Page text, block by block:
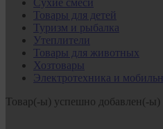
Сухие смеси
Товары для детей
Туризм и рыбалка
Утеплители
Товары для животных
Хозтовары
Электротехника и
Товар(-ы) успешно добавлен(-ы)